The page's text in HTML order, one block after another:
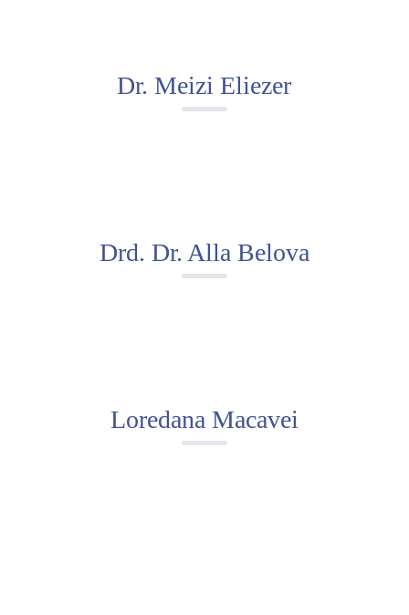
Dr. Meizi Eliezer
Drd. Dr. Alla Belova
Loredana Macavei